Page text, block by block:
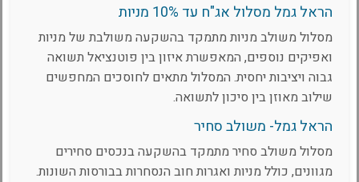
הראל גמל מסלול אג"ח עד 10% מניות
מסלול משולב מניות מתמקד בהשקעה משולבת של מניות
ואפיקים נוספים, המאפשרת איזון בין פוטנציאל תשואה
גבוה ויציבות יחסית. המסלול מתאים לחוסכים המחפשים
שילוב מאוזן בין סיכון לתשואה.
הראל גמל- משולב סחיר
מסלול משולב סחיר מתמקד בהשקעה בנכסים סחירים
מגוונים, כולל מניות ואגרות חוב הנסחרות בבורסות השונות.